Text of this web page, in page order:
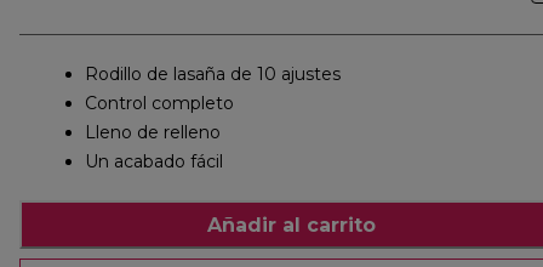
Rodillo de lasaña de 10 ajustes
Control completo
Lleno de relleno
Un acabado fácil
Añadir al carrito